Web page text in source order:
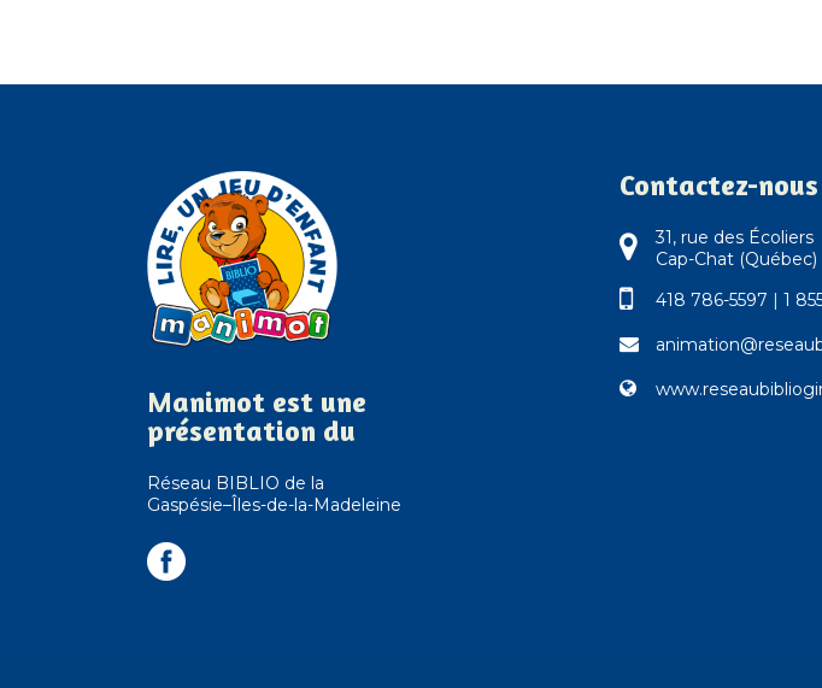
Manimot est une
présentation du
Réseau BIBLIO de la
Gaspésie–Îles-de-la-Madeleine
Contactez-nous
31, rue des Écoliers
Cap-Chat (Québec)
418 786-5597 | 1